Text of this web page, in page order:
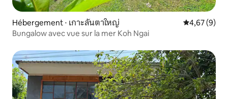
Hébergement ⋅ เกาะลันตาใหญ่ Évaluation
4,67 (9)
Bungalow avec vue sur la mer Koh Ngai